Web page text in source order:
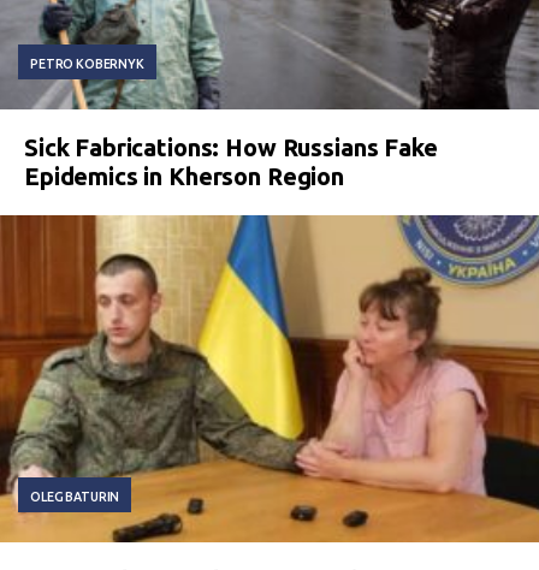
PETRO KOBERNYK
Sick Fabrications: How Russians Fake
Epidemics in Kherson Region
OLEG BATURIN